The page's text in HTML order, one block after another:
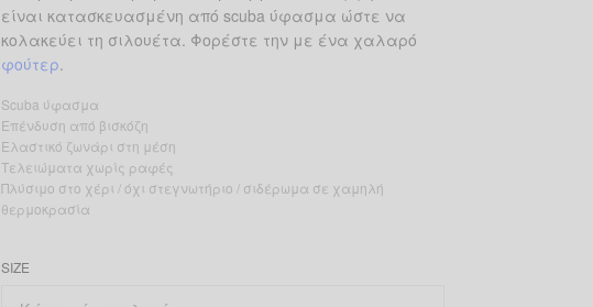
είναι κατασκευασμένη από scuba ύφασμα ώστε να
κολακεύει τη σιλουέτα. Φορέστε την με ένα χαλαρό
φούτερ.
Scuba ύφασμα
Επένδυση από βισκόζη
Ελαστικό ζωνάρι στη μέση
Τελειώματα χωρίς ραφές
Πλύσιμο στο χέρι / όχι στεγνωτήριο / σιδέρωμα σε χαμηλή
θερμοκρασία
SIZE